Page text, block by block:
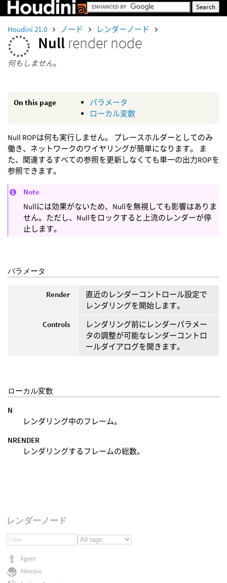
Houdini 21.0 ノード レンダーノード
Null render node
何もしません。
On this page
パラメータ
ローカル変数
Null ROPは何も実行しません。 プレースホルダーとしてのみ
働き、ネットワークのワイヤリングが簡単になります。 ま
た、関連するすべての参照を更新しなくても単一の出力ROPを
参照できます。
Note
Nullには効果がないため、Nullを無視しても影響はありま
せん。ただし、Nullをロックすると上流のレンダーが停
止します。
パラメータ
Render
直近のレンダーコントロール設定で
レンダリングを開始します。
Controls
レンダリング前にレンダーパラメー
タの調整が可能なレンダーコントロ
ールダイアログを開きます。
ローカル変数
N
レンダリング中のフレーム。
NRENDER
レンダリングするフレームの総数。
レンダーノード
Agent
Alembic